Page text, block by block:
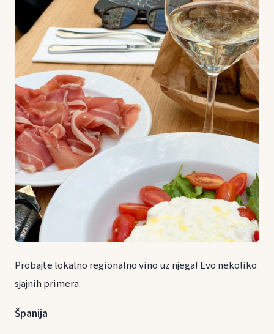
Probajte lokalno regionalno vino uz njega! Evo nekoliko
sjajnih primera:
Španija